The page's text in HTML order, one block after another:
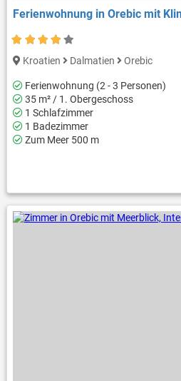
Ferienwohnung in Orebic mit
Kroatien Dalmatien Orebic
Ferienwohnung (2 - 3 Personen)
35 m² / 1. Obergeschoss
1 Schlafzimmer
1 Badezimmer
Zum Meer 500 m